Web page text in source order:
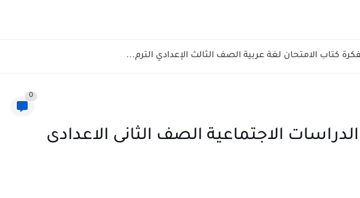
كتاب الامتحان لغة عربية الصف الثالث الإعدادي الترم...
0
الاجتماعية الصف الثانى الاعدادى